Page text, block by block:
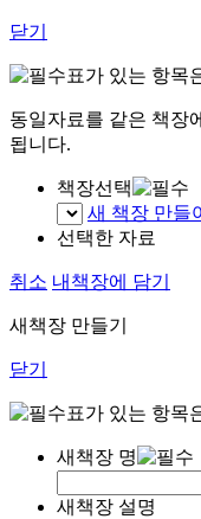
닫기
표가 있는 항목
동일자료를 같은 책장
됩니다.
책장선택
새 책장 만들
선택한 자료
취소 내책장에 담기
새책장 만들기
닫기
표가 있는 항목
새책장 명
새책장 설명